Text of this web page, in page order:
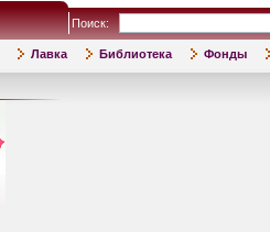
Поиск:
Лавка Библиотека Фонды